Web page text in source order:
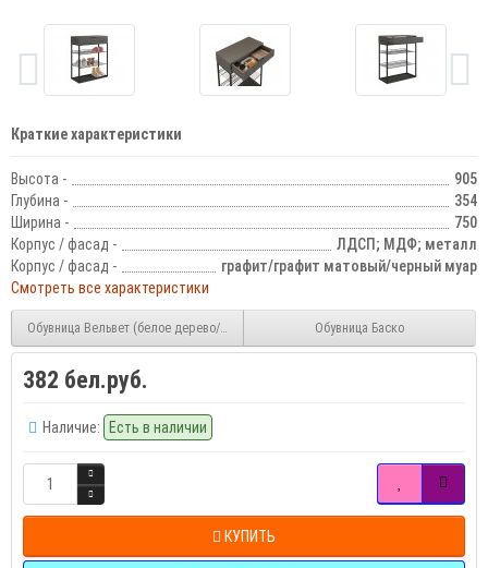
Краткие характеристики
Высота -
905
Глубина -
354
Ширина -
750
Корпус / фасад -
ЛДСП; МДФ; металл
Корпус / фасад -
графит/графит матовый/черный муар
Смотреть все характеристики
Обувница Вельвет (белое дерево/белый матовый/черный муар)
Обувница Баско
382 бел.руб.
Наличие: Есть в наличии
КУПИТЬ